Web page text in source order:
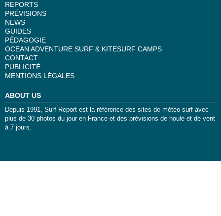
REPORTS
PRÉVISIONS
NEWS
GUIDES
PÉDAGOGIE
OCEAN ADVENTURE SURF & KITESURF CAMPS
CONTACT
PUBLICITÉ
MENTIONS LÉGALES
ABOUT US
Depuis 1991, Surf Report est la référence des sites de météo surf avec
plus de 30 photos du jour en France et des prévisions de houle et de vent
à 7 jours.